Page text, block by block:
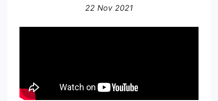
22 Nov 2021